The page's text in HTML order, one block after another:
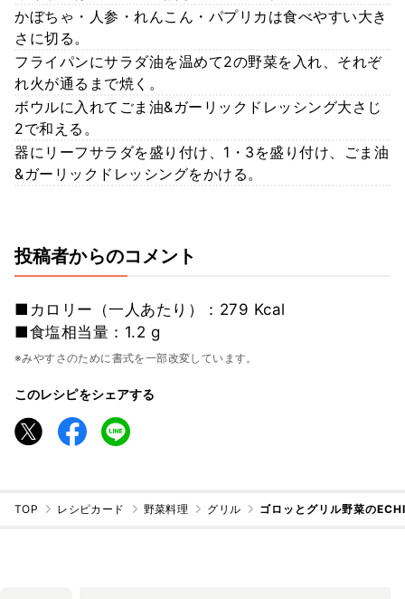
かぼちゃ・人参・れんこん・パプリカは食べやすい大き
さに切る。
フライパンにサラダ油を温めて2の野菜を入れ、それぞ
れ火が通るまで焼く。
ボウルに入れてごま油&ガーリックドレッシング大さじ
2で和える。
器にリーフサラダを盛り付け、1・3を盛り付け、ごま油
&ガーリックドレッシングをかける。
投稿者からのコメント
■カロリー（一人あたり）：279 Kcal
■食塩相当量：1.2 g
※みやすさのために書式を一部改変しています。
このレシピをシェアする
TOP レシピカード 野菜料理 グリル ゴロッとグリル野菜の